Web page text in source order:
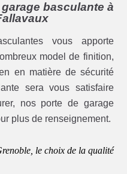
basculante à
vous apporte
model de finition,
en matière de sécurité
sera vous satisfaire
nos porte de garage
plus de renseignement.
le choix de la qualité